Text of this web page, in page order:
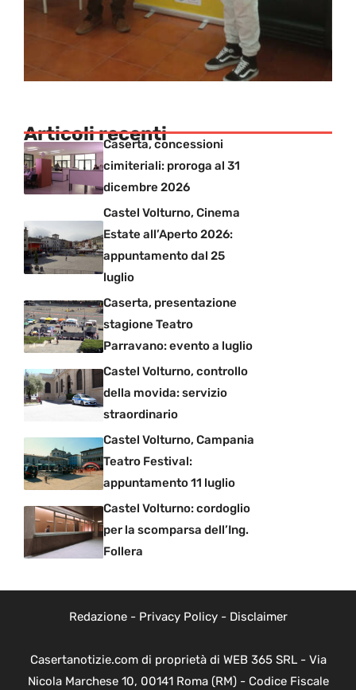
Articoli recenti
Caserta, concessioni
cimiteriali: proroga al 31
dicembre 2026
Castel Volturno, Cinema
Estate all’Aperto 2026:
appuntamento dal 25
luglio
Caserta, presentazione
stagione Teatro
Parravano: evento a luglio
Castel Volturno, controllo
della movida: servizio
straordinario
Castel Volturno, Campania
Teatro Festival:
appuntamento 11 luglio
Castel Volturno: cordoglio
per la scomparsa dell’Ing.
Follera
Redazione- Privacy Policy- Disclaimer
Casertanotizie.com di proprietà di WEB 365 SRL - Via
Nicola Marchese 10, 00141 Roma (RM) - Codice Fiscale